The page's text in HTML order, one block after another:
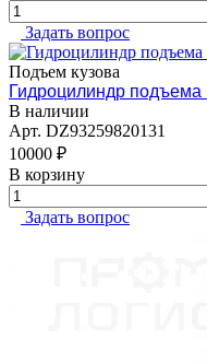
Задать вопрос
Подъем кузова
Гидроцилиндр подъема
В наличии
Арт. DZ93259820131
10000 ₽
В корзину
Задать вопрос